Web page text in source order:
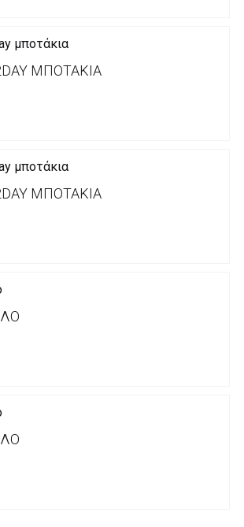
2€ για αγορές κάτω των 50€
που παραγγέλνει ο χρήστης μέσω
καταστήματος lablanca.gr
Παραγγελιών:
του με άλλο μέγεθος ή άλλο
για την επιστροφή του
καμία φθορά σε αυτό.
ΜΠΟΤΆΚΙΑ
ΜΠΟΤΆΚΙΑ